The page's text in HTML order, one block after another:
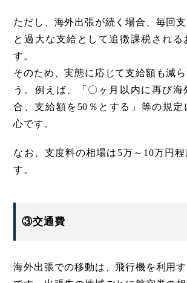
ただし、海外出張が続く場合、毎回
と過大な支給として追徴課税される
す。
そのため、実態に応じて支給額も減
う。例えば、「〇ヶ月以内に再び海
合、支給額を50％とする」等の規定
心です。
なお、支度料の相場は5万～10万円程
す。
③交通費
海外出張での移動は、飛行機を利用